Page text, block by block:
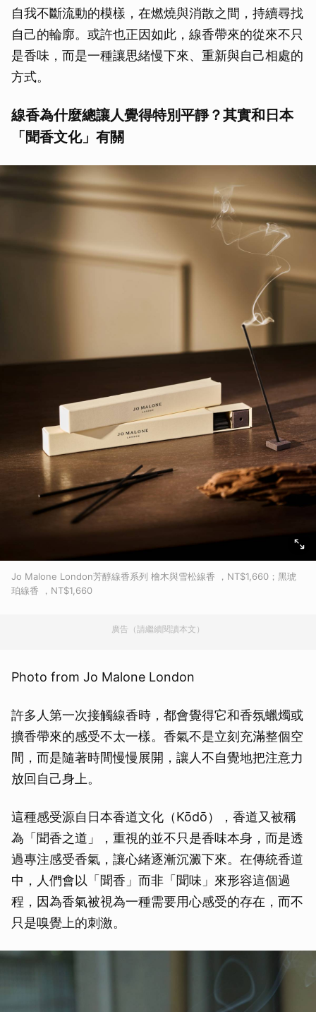
自我不斷流動的模樣，在燃燒與消散之間，持續尋找
自己的輪廓。或許也正因如此，線香帶來的從來不只
是香味，而是一種讓思緒慢下來、重新與自己相處的
方式。
線香為什麼總讓人覺得特別平靜？其實和日本
「聞香文化」有關
Jo Malone London芳醇線香系列 檜木與雪松線香 ，NT$1,660；黑琥
珀線香 ，NT$1,660
廣告（請繼續閱讀本文）
Photo from Jo Malone London
許多人第一次接觸線香時，都會覺得它和香氛蠟燭或
擴香帶來的感受不太一樣。香氣不是立刻充滿整個空
間，而是隨著時間慢慢展開，讓人不自覺地把注意力
放回自己身上。
這種感受源自日本香道文化（Kōdō），香道又被稱
為「聞香之道」，重視的並不只是香味本身，而是透
過專注感受香氣，讓心緒逐漸沉澱下來。在傳統香道
中，人們會以「聞香」而非「聞味」來形容這個過
程，因為香氣被視為一種需要用心感受的存在，而不
只是嗅覺上的刺激。